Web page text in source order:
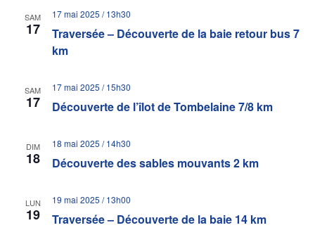
SAM
17
Traversée – Découverte de la baie retour bus 7
km
17 mai 2025 / 13h30
SAM
17 Découverte de l’îlot de Tombelaine 7/8 km
17 mai 2025 / 15h30
DIM
18 Découverte des sables mouvants 2 km
18 mai 2025 / 14h30
LUN
19 Traversée – Découverte de la baie 14 km
19 mai 2025 / 13h00